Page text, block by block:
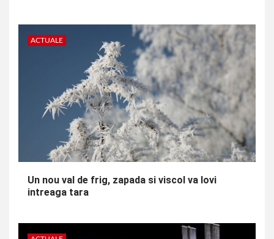
ACTUALE
Un nou val de frig, zapada si viscol va lovi
intreaga tara